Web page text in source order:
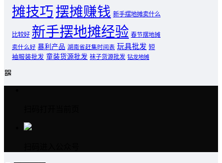
摊技巧摆摊赚钱 新手摆地摊卖什么
比较好 新手摆地摊经验 春节摆地摊
卖什么好 暴利产品 湖南省赶集时间表 玩具批发 短
袖服装批发 童装货源批发 袜子货源批发 钻龙地摊